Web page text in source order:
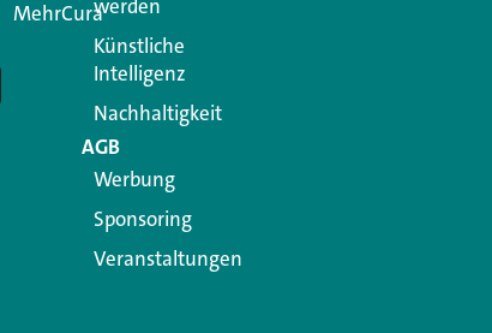
Kommentar
MehrCurawerden
Künstliche
Intelligenz
Nachhaltigkeit
AGB
Werbung
Sponsoring
Veranstaltungen